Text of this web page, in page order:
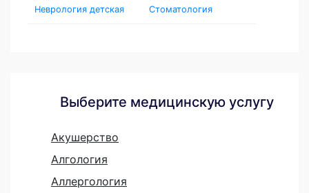
Неврология детская
Стоматология
Выберите медицинскую услугу
Акушерство
Алгология
Аллергология